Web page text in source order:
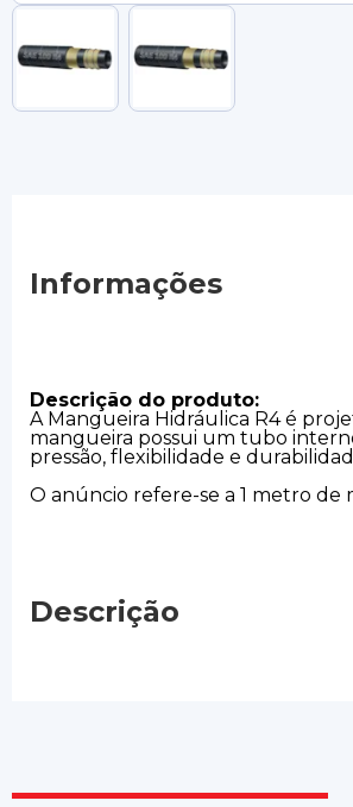
Informações
Descrição do produto:
A Mangueira Hidráulica R4 é
mangueira possui um tubo
pressão, flexibilidade e
O anúncio refere-se a 1 metro de
Descrição